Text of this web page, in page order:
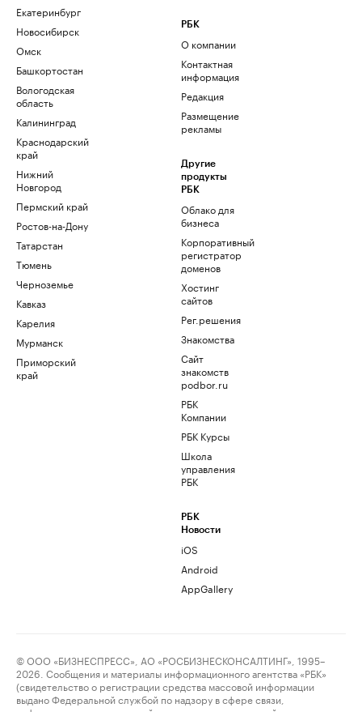
Екатеринбург
Новосибирск
Омск
Башкортостан
Вологодская
область
Калининград
Краснодарский
край
Нижний
Новгород
Пермский край
Ростов-на-Дону
Татарстан
Тюмень
Черноземье
Кавказ
Карелия
Мурманск
Приморский
край
РБК
О компании
Контактная
информация
Редакция
Размещение
рекламы
Другие
продукты
РБК
Облако для
бизнеса
Корпоративный
регистратор
доменов
Хостинг
сайтов
Рег.решения
Знакомства
Сайт
знакомств
podbor.ru
РБК
Компании
РБК Курсы
Школа
управления
РБК
РБК
Новости
iOS
Android
AppGallery
© ООО «БИЗНЕСПРЕСС», АО «РОСБИЗНЕСКОНСАЛТИНГ», 1995–
2026. Сообщения и материалы информационного агентства «РБК»
(свидетельство о регистрации средства массовой информации
выдано Федеральной службой по надзору в сфере связи,